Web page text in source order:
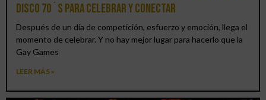
DISCO 70´S para celebrar y conectar
Después de un día de competición, esfuerzo y emoción, llega el
momento de celebrar. Y no hay mejor lugar para hacerlo que la
Gay Games
LEER MÁS »